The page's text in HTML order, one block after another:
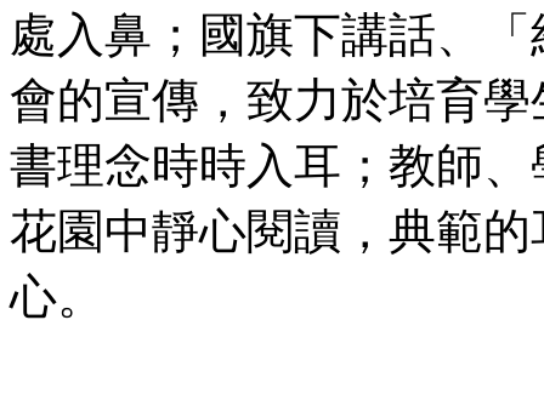
處入鼻；國旗下講話、
會的宣傳，致力於培育
書理念時時入耳；教師
花園中靜心閱讀，典範
心。